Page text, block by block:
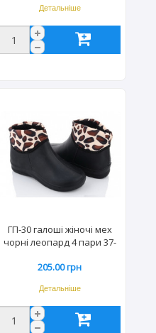
Детальніше
ГП-30 галоші жіночі мех
чорні леопард 4 пари 37-
205.00 грн
Детальніше